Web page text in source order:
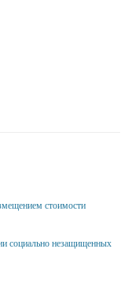
стоимости
социально незащищенных